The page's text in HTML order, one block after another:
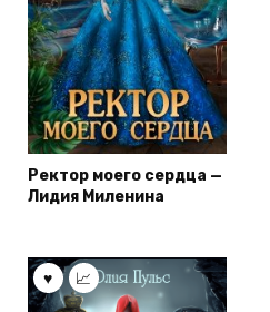
Ректор моего сердца —
Лидия Миленина